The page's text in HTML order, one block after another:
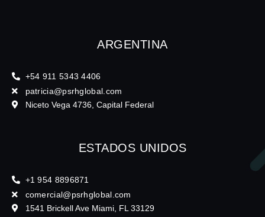
ARGENTINA
+54 911 5343 4406
patricia@psrhglobal.com
Niceto Vega 4736, Capital Federal
ESTADOS UNIDOS
+1 954 8896871
comercial@psrhglobal.com
1541 Brickell Ave Miami, FL 33129